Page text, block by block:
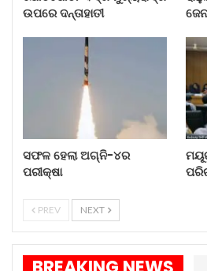
ଦିଅନ୍ତୁ, ସେଭଳି କଲେ ଆପଣଙ୍କ
ଭଳି ବିପଦରୁ ରକ୍ଷା ପାଇଯିବେ ।
ଶିଶୁଟି ସ୍ତନପାନ କରୁଥିଲା ବେଳେ
ପୁରୁଷ ଦେଖିବା ଅନୁଚିତ । ପଣତ
ସ୍ତନପାନ କରାନ୍ତୁ । ସ୍ୱାମୀ-
ରହିବା ଅନୁଚିତ; ସେପରି କଲେ
ପ୍ରବେଶ କରିଥାଏ ।
ଉପରେ ଦନ୍ତାହାତୀ
ସଫଳ ହେଲା ଅଗ୍ନି-୪ର
ପରୀକ୍ଷା
PREV NEXT